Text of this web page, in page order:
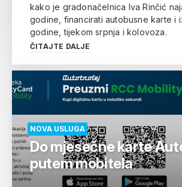
kako je gradonačelnica Iva Rinčić
godine, financirati autobusne karte i
godine, tijekom srpnja i kolovoza.
ČITAJTE DALJE
NOVA USLUGA
Do mjesečne karte
putem mobitela